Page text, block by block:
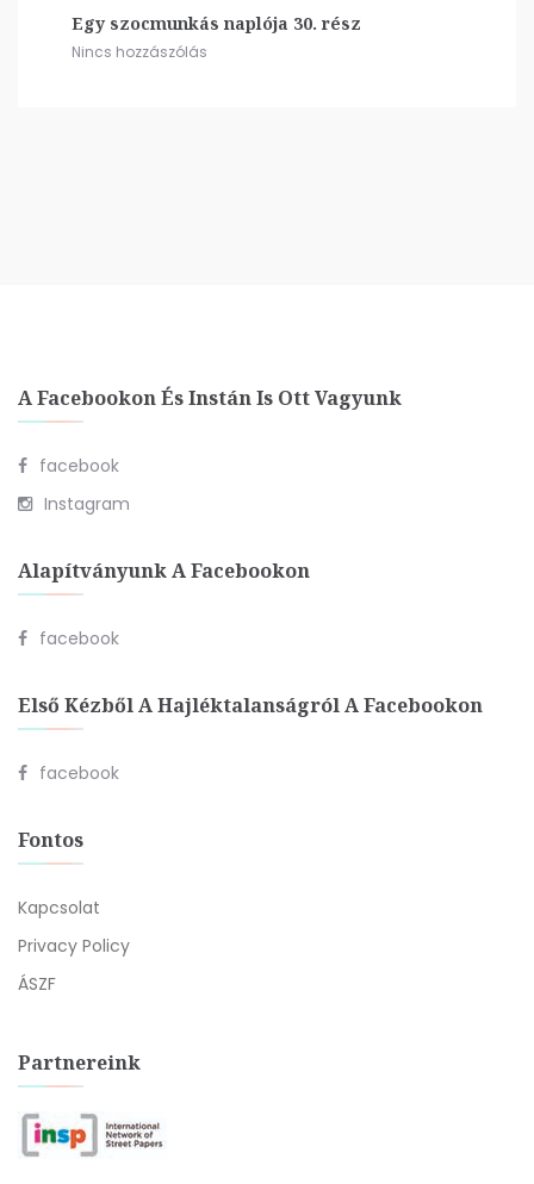
Egy szocmunkás naplója 30. rész
Nincs hozzászólás
A Facebookon És Instán Is Ott Vagyunk
facebook
Instagram
Alapítványunk A Facebookon
facebook
Első Kézből A Hajléktalanságról A Facebookon
facebook
Fontos
Kapcsolat
Privacy Policy
ÁSZF
Partnereink